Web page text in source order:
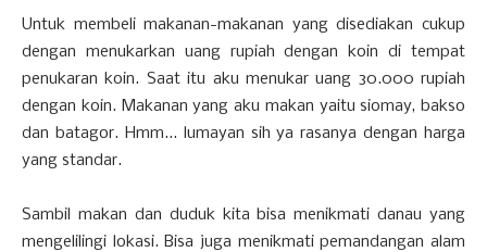
Untuk membeli makanan-makanan yang disediakan cukup
dengan menukarkan uang rupiah dengan koin di tempat
penukaran koin. Saat itu aku menukar uang 30.000 rupiah
dengan koin. Makanan yang aku makan yaitu siomay, bakso
dan batagor. Hmm... lumayan sih ya rasanya dengan harga
yang standar.
Sambil makan dan duduk kita bisa menikmati danau yang
mengelilingi lokasi. Bisa juga menikmati pemandangan alam